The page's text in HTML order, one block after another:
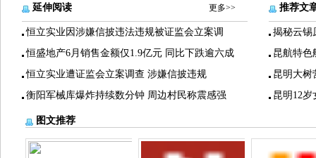
延伸阅读 更多>>
恒立实业因涉嫌信披违法违规被证监会立案调
恒盛地产6月销售金额仅1.9亿元 同比下跌逾六成
恒立实业遭证监会立案调查 涉嫌信披违规
衡阳军械库爆炸持续数分钟 周边村民称震感强
推荐文
揭秘云锡
昆航特色
昆明大树
昆明12
图文推荐